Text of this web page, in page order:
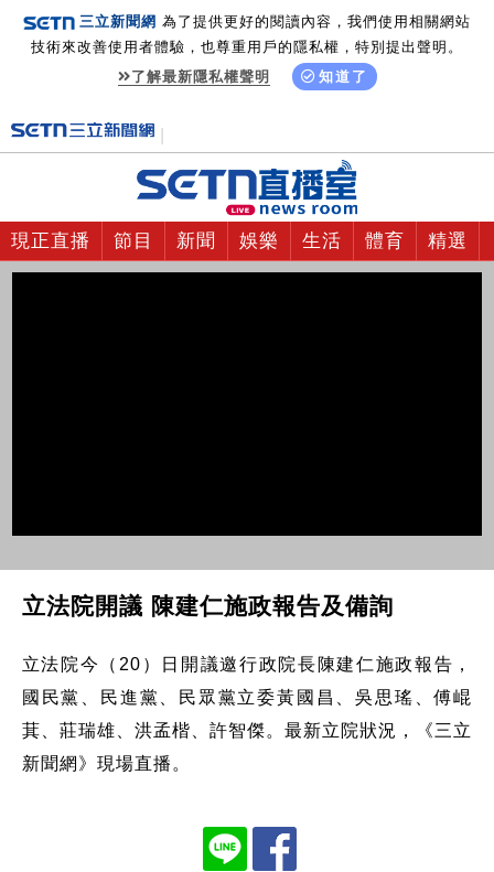
三立新聞網 為了提供更好的閱讀內容，我們使用相關網站
技術來改善使用者體驗，也尊重用戶的隱私權，特別提出聲明。
了解最新隱私權聲明
知道了
現正直播 節目 新聞 娛樂 生活 體育 精選
立法院開議 陳建仁施政報告及備詢
立法院今（20）日開議邀行政院長陳建仁施政報告，
國民黨、民進黨、民眾黨立委黃國昌、吳思瑤、傅崐
萁、莊瑞雄、洪孟楷、許智傑。最新立院狀況，《三立
新聞網》現場直播。